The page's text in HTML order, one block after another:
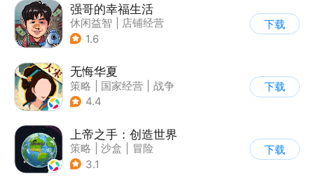
强哥的幸福生活
休闲益智
店铺经营
| 卡通
1.6
下载
无悔华夏
策略 国家经营
战争
| 中国风
4.4
下载
上帝之手：创造世界
策略 沙盒
冒险
| 卡通
3.1
下载